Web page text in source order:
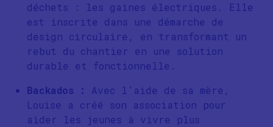
déchets : les gaines électriques. Elle
est inscrite dans une démarche de
design circulaire, en transformant un
rebut du chantier en une solution
durable et fonctionnelle.
Backados :
Avec l’aide de sa mère,
Louise a créé son association pour
aider les jeunes à vivre plus